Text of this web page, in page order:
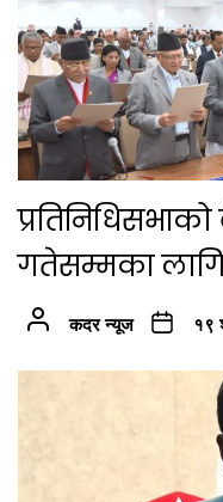
गतेसम्मका
कदर न्यूज १९